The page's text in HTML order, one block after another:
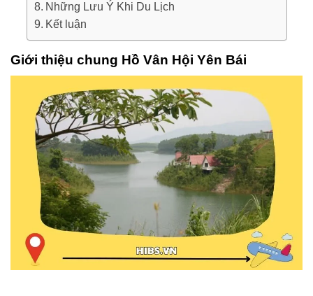
Những Lưu Ý Khi Du Lịch
Kết luận
Giới thiệu chung Hồ Vân Hội Yên Bái